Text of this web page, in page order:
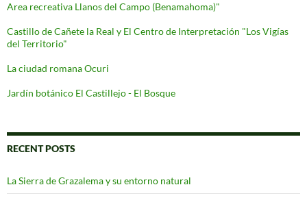
Area recreativa Llanos del Campo (Benamahoma)"
Castillo de Cañete la Real y El Centro de Interpretación "Los Vigías
del Territorio"
La ciudad romana Ocuri
Jardín botánico El Castillejo - El Bosque
RECENT POSTS
La Sierra de Grazalema y su entorno natural